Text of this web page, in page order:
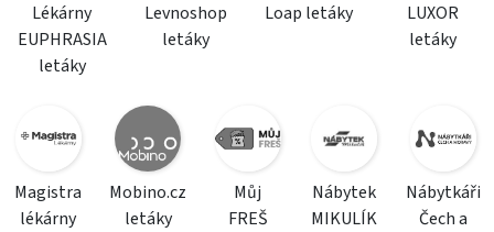
Lékárny
EUPHRASIA
letáky
Levnoshop
letáky
Loap letáky
LUXOR
letáky
Magistra
lékárny
Mobino.cz
letáky
Můj
FREŠ
Nábytek
MIKULÍK
Nábytkáři
Čech a